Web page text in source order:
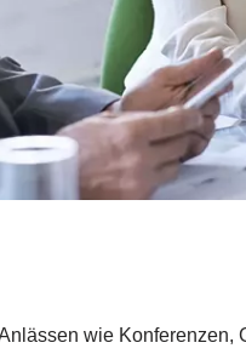
wie Konferenzen,